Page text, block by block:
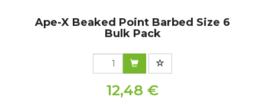
Ape-X Beaked Point Barbed Size 6
Bulk Pack
12,48 €